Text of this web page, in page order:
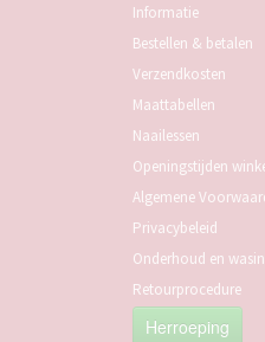
Informatie
Bestellen & betalen
Verzendkosten
Maattabellen
Naailessen
Openingstijden
Algemene
Privacybeleid
Onderhoud en
Retourprocedure
Herroeping